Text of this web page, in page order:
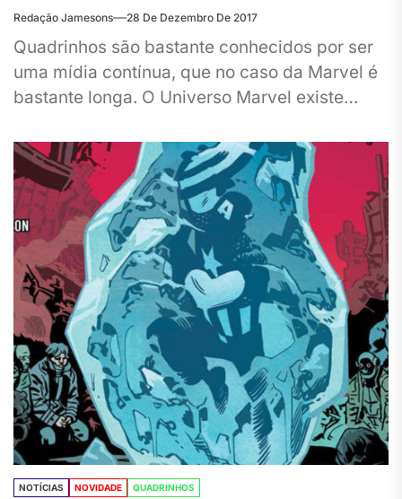
Redação Jamesons 28 De Dezembro De 2017
Quadrinhos são bastante conhecidos por ser
uma mídia contínua, que no caso da Marvel é
bastante longa. O Universo Marvel existe
NOTÍCIAS NOVIDADE QUADRINHOS